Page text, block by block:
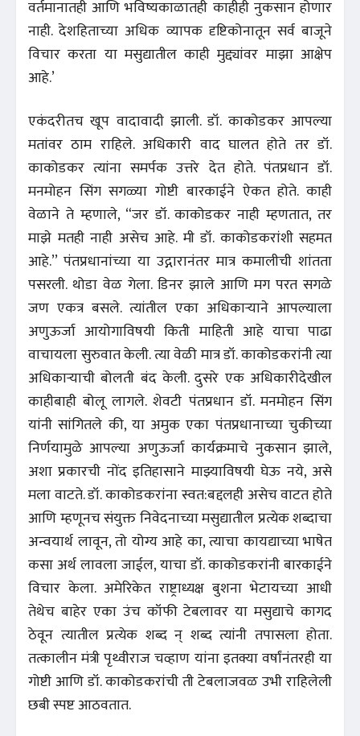
वर्तमानातही आणि भविष्यकाळातही काहीही नुकसान होणार
नाही. देशहिताच्या अधिक व्यापक दृष्टिकोनातून सर्व बाजूने
विचार करता या मसुद्यातील काही मुद्द्यांवर माझा आक्षेप
आहे.’
एकंदरीतच खूप वादावादी झाली. डॉ. काकोडकर आपल्या
मतांवर ठाम राहिले. अधिकारी वाद घालत होते तर डॉ.
काकोडकर त्यांना समर्पक उत्तरे देत होते. पंतप्रधान डॉ.
मनमोहन सिंग सगळ्या गोष्टी बारकाईने ऐकत होते. काही
वेळाने ते म्हणाले, “जर डॉ. काकोडकर नाही म्हणतात, तर
माझे मतही नाही असेच आहे. मी डॉ. काकोडकरांशी सहमत
आहे.’’ पंतप्रधानांच्या या उद्गारानंतर मात्र कमालीची शांतता
पसरली. थोडा वेळ गेला. डिनर झाले आणि मग परत सगळे
जण एकत्र बसले. त्यांतील एका अधिकाऱ्याने आपल्याला
अणुऊर्जा आयोगाविषयी किती माहिती आहे याचा पाढा
वाचायला सुरुवात केली. त्या वेळी मात्र डॉ. काकोडकरांनी त्या
अधिकाऱ्याची बोलती बंद केली. दुसरे एक अधिकारीदेखील
काहीबाही बोलू लागले. शेवटी पंतप्रधान डॉ. मनमोहन सिंग
यांनी सांगितले की, या अमुक एका पंतप्रधानाच्या चुकीच्या
निर्णयामुळे आपल्या अणुऊर्जा कार्यक्रमाचे नुकसान झाले,
अशा प्रकारची नोंद इतिहासाने माझ्याविषयी घेऊ नये, असे
मला वाटते. डॉ. काकोडकरांना स्वत:बद्दलही असेच वाटत होते
आणि म्हणूनच संयुक्त निवेदनाच्या मसुद्यातील प्रत्येक शब्दाचा
अन्वयार्थ लावून, तो योग्य आहे का, त्याचा कायद्याच्या भाषेत
कसा अर्थ लावला जाईल, याचा डॉ. काकोडकरांनी बारकाईने
विचार केला. अमेरिकेत राष्ट्राध्यक्ष बुशना भेटायच्या आधी
तेथेच बाहेर एका उंच कॉफी टेबलावर या मसुद्याचे कागद
ठेवून त्यातील प्रत्येक शब्द न् शब्द त्यांनी तपासला होता.
तत्कालीन मंत्री पृथ्वीराज चव्हाण यांना इतक्या वर्षांनंतरही या
गोष्टी आणि डॉ. काकोडकरांची ती टेबलाजवळ उभी राहिलेली
छबी स्पष्ट आठवतात.